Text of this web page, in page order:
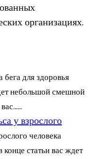
организациях.
бега для здоровья
небольшой смешной
у взрослого
человека
статьи вас ждет